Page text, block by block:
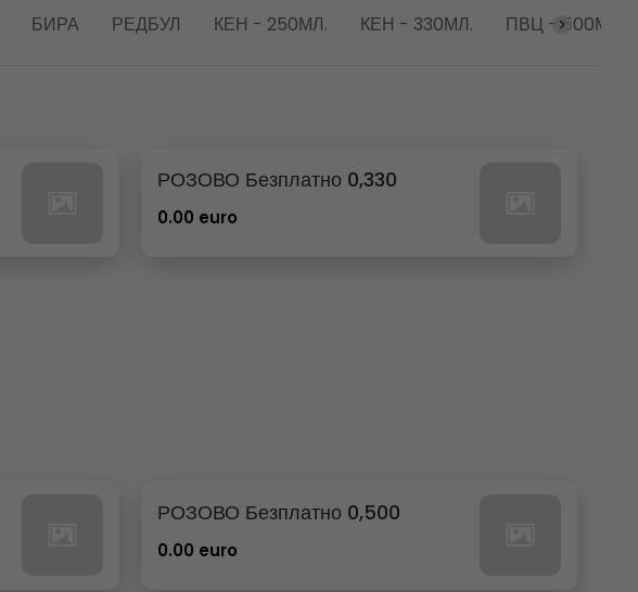
БИРА РЕДБУЛ КЕН - 250МЛ. КЕН - 330МЛ. ПВЦ - 500МЛ.
РОЗОВО Безплатно 0,330
0.00 euro
РОЗОВО Безплатно 0,500
0.00 euro